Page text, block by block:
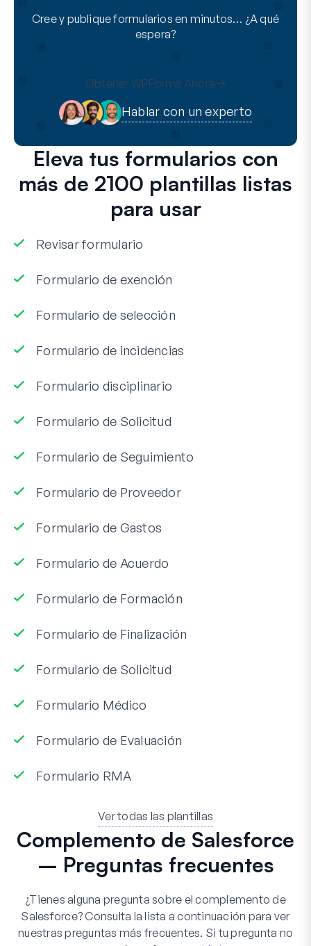
Cree y publique formularios en minutos… ¿A qué
espera?
Obtener WPForms Ahora
Hablar con un experto
Eleva tus formularios con
más de 2100 plantillas listas
para usar
Revisar formulario
Formulario de exención
Formulario de selección
Formulario de incidencias
Formulario disciplinario
Formulario de Solicitud
Formulario de Seguimiento
Formulario de Proveedor
Formulario de Gastos
Formulario de Acuerdo
Formulario de Formación
Formulario de Finalización
Formulario de Solicitud
Formulario Médico
Formulario de Evaluación
Formulario RMA
Ver todas las plantillas
Complemento de Salesforce
– Preguntas frecuentes
¿Tienes alguna pregunta sobre el complemento de
Salesforce? Consulta la lista a continuación para ver
nuestras preguntas más frecuentes. Si tu pregunta no